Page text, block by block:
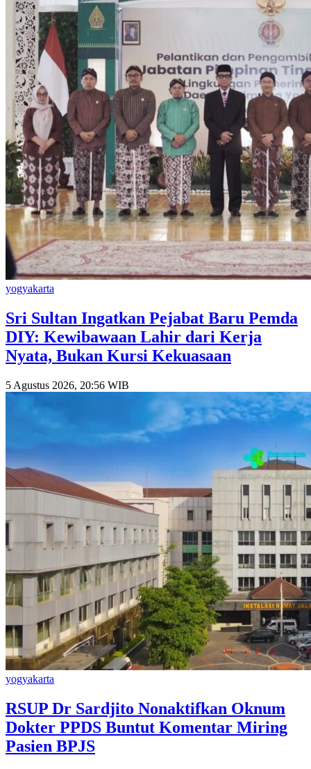
yogyakarta
Sri Sultan Ingatkan Pejabat Baru Pemda
DIY: Kewibawaan Lahir dari Kerja
Nyata, Bukan Kursi Kekuasaan
5 Agustus 2026, 20:56 WIB
yogyakarta
RSUP Dr Sardjito Nonaktifkan Oknum
Dokter PPDS Buntut Komentar Miring
Pasien BPJS